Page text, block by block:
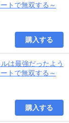
トで無双する～
購入する
は最強だったよう
トで無双する～
購入する